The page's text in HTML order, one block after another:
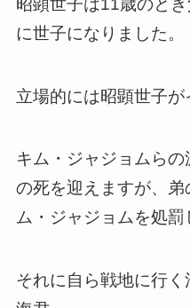
昭顕世子は11歳のと
に世子になりました。
立場的には昭顕世子が
キム・ジャジョムら
の死を迎えますが、
ム・ジャジョムを処罰
それに自ら戦地に行